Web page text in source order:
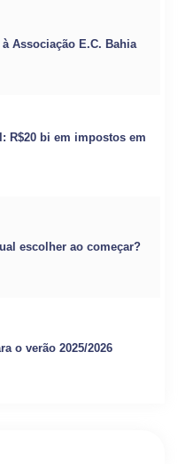
Associação E.C. Bahia
R$20 bi em impostos em
escolher ao começar?
o verão 2025/2026